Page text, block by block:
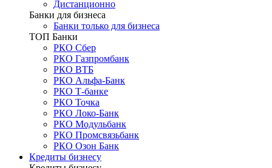
Дистанционно
Банки для бизнеса
Банки только для бизнеса
ТОП Банки
РКО Сбер
РКО Газпромбанк
РКО ВТБ
РКО Альфа-Банк
РКО Т-банке
РКО Точка
РКО Локо-Банк
РКО Модульбанк
РКО Промсвязьбанк
РКО Озон Банк
Кредиты бизнесу